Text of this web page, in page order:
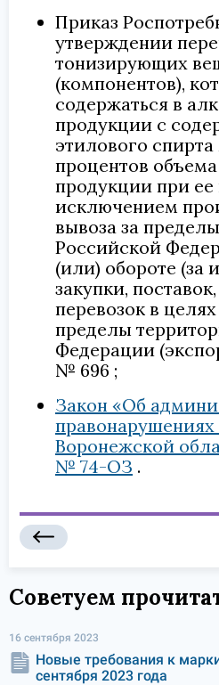
Приказ
утверждении
тонизирующих
(компонентов),
содержаться в
продукции с
этилового спирта
процентов
продукции при ее
исключением
вывоза за
Российской
(или) обороте (за
закупки,
перевозок в
пределы
Федерации
№ 696
Закон «Об
Воронежской
№ 74-ОЗ
Советуем
16 сентября 2023
Новые требования к
сентября 2023 года